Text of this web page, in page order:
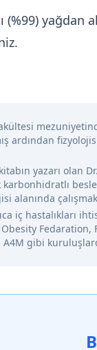
yağdan
ardından
yazarı olan
alanında
iç hastalıkları
A4M gibi